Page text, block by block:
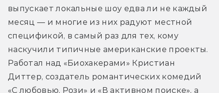
выпускает локальные шоу едва ли не каждый
месяц — и многие из них радуют местной
спецификой, в самый раз для тех, кому
наскучили типичные американские проекты.
Работал над «Биохакерами» Кристиан
Диттер, создатель романтических комедий
«С любовью, Рози» и «В активном поиске», а